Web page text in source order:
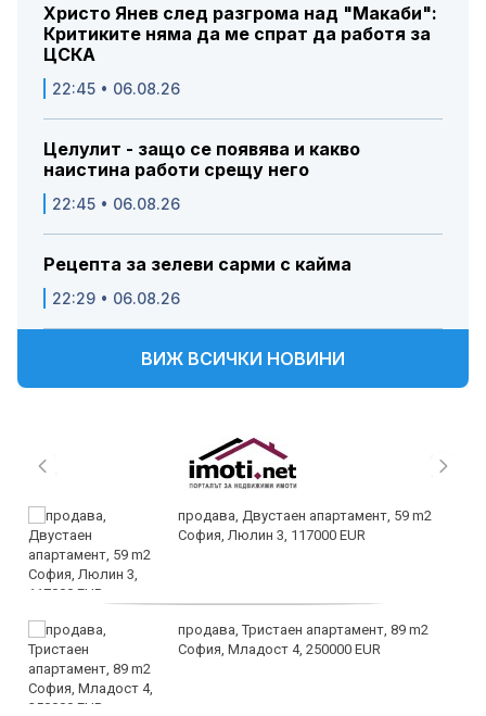
Христо Янев след разгрома над "Макаби":
Критиките няма да ме спрат да работя за
ЦСКА
22:45 • 06.08.26
Целулит - защо се появява и какво
наистина работи срещу него
22:45 • 06.08.26
Рецепта за зелеви сарми с кайма
22:29 • 06.08.26
ВИЖ ВСИЧКИ НОВИНИ
продава, Двустаен апартамент, 59 m2
София, Люлин 3, 117000 EUR
продава, Тристаен апартамент, 89 m2
София, Младост 4, 250000 EUR